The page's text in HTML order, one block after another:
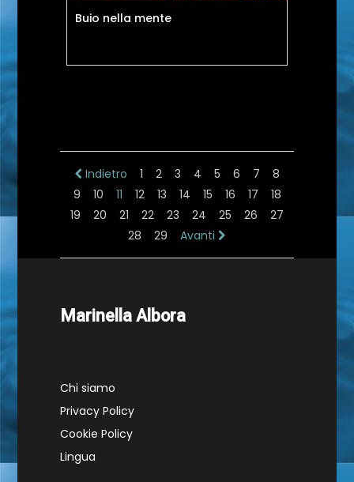
Buio nella mente
Indietro 1 2 3 4 5 6 7
8
9
10 11 12 13 14 15 16 17
18
19
20 21 22 23 24 25 26
27
28
29 Avanti
Marinella Albora
Chi siamo
Privacy Policy
Cookie Policy
Lingua